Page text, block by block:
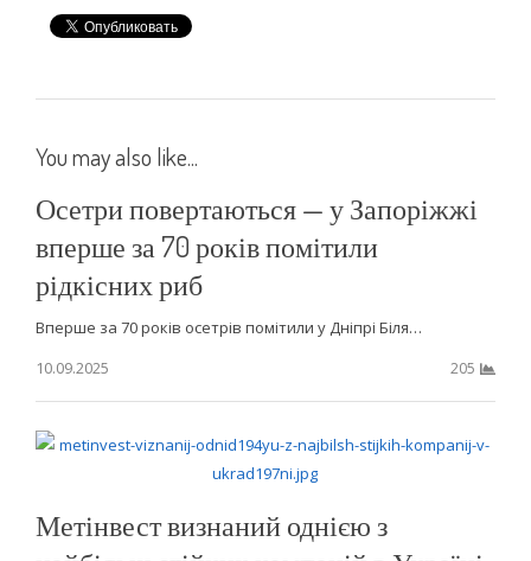
You may also like...
Осетри повертаються — у Запоріжжі
вперше за 70 років помітили
рідкісних риб
Вперше за 70 років осетрів помітили у Дніпрі Біля…
10.09.2025
205
Метінвест визнаний однією з